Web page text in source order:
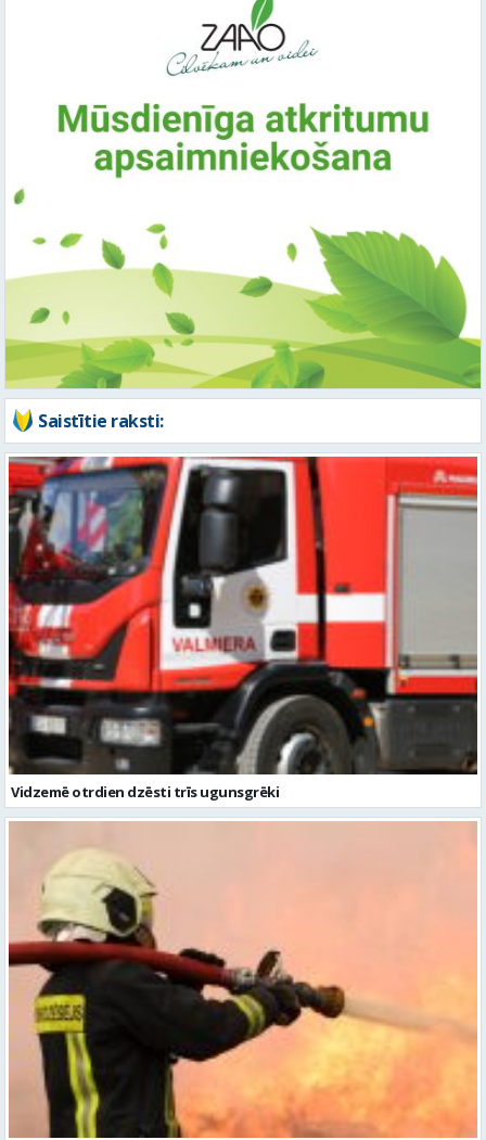
Saistītie raksti:
Vidzemē otrdien dzēsti trīs ugunsgrēki
Vidzemē dzēsti trīs ugunsgrēki